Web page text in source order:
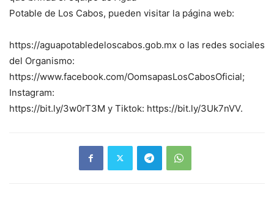
Potable de Los Cabos, pueden visitar la página web:
https://aguapotabledeloscabos.gob.mx o las redes sociales
del Organismo:
https://www.facebook.com/OomsapasLosCabosOficial;
Instagram:
https://bit.ly/3w0rT3M y Tiktok: https://bit.ly/3Uk7nVV.